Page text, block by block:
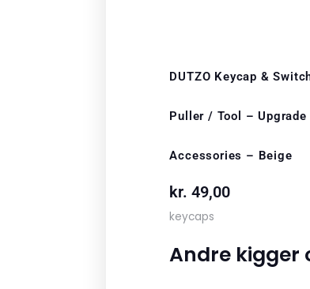
DUTZO Keycap &
Puller / Tool – Upgrade
Accessories – Beige
kr. 49,00
keycaps
Andre kigger